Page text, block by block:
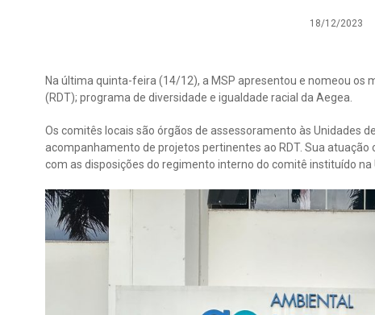
18/12/2023
Na última quinta-feira (14/12), a MSP apresentou e nomeou os
(RDT); programa de diversidade e igualdade racial da Aegea.
Os comitês locais são órgãos de assessoramento às Unidades
acompanhamento de projetos pertinentes ao RDT. Sua
com as disposições do regimento interno do comitê instituído na